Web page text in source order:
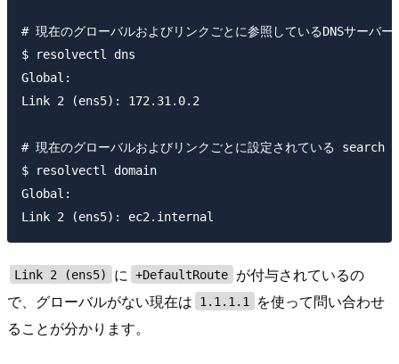
# 現在のグローバルおよびリンクごとに参照しているDNSサーバー
$ resolvectl dns
Global:
Link 2 (ens5): 172.31.0.2
# 現在のグローバルおよびリンクごとに設定されている search
$ resolvectl domain
Global:
Link 2 (ens5) に +DefaultRoute
が付与されているの
で、グローバルがない現在は
1.1.1.1
を使って問い合わせ
ることが分かります。